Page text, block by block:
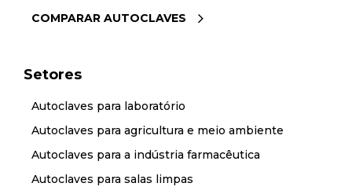
COMPARAR AUTOCLAVES
Setores
Autoclaves para laboratório
Autoclaves para agricultura e meio ambiente
Autoclaves para a indústria farmacêutica
Autoclaves para salas limpas